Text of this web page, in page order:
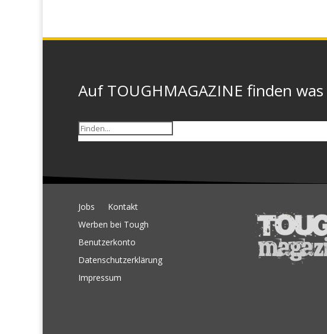
Auf TOUGHMAGAZINE finden
Jobs
Kontakt
Werben bei Tough
Benutzerkonto
Datenschutzerklärung
Impressum